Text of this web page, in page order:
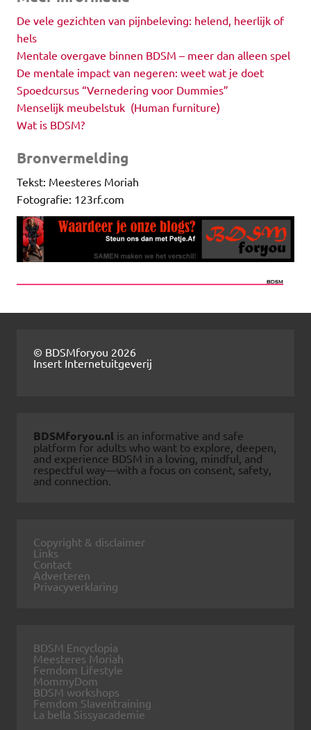
De vele gezichten van pijnbeleving: helend, heerlijk of
hels
Mentale overgave binnen BDSM – meer dan alleen spel
De mentale impact van negeren: weet wat je doet
Spoedcursus “Vernedering voor Dummies”
Menselijk meubelstuk (Human furniture)
Wat is BDSM?
Bronvermelding
Tekst: Meesteres Moriah
Fotografie: 123rf.com
© BDSMforyou 2026
Insert Internetuitgeverij
BDSMforyou.nl is an informative and safe
platform for adults who want to explore, deepen,
and experience BDSM in a loving, mindful, and
respectful way—with a focus on consent, safety,
and connection.
Copyright & disclaimer
Links
Contact
Adverteren
Privacyverklaring
BDSM Encyclopia
Meesteres Moriah
Femdom Lifestyle
MommyDom
BDSM workshops
Femdom Slaventraining
La bella Sissyacademie